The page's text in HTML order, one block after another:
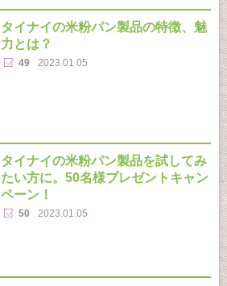
タイナイの米粉パン製品の特徴、魅
力とは？
49 2023.01.05
タイナイの米粉パン製品を試してみ
たい方に。50名様プレゼントキャン
ペーン！
50 2023.01.05